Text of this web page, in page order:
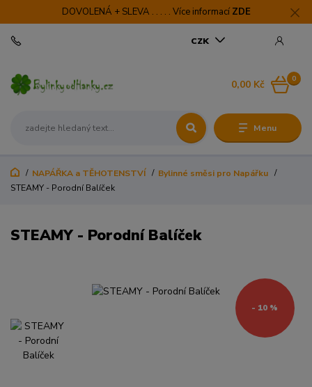
DOVOLENÁ + SLEVA . . . . . Více informací ZDE
Menu
CZK
0
0,00 Kč
NAPÁŘKA a TĚHOTENSTVÍ
Bylinné směsi pro Napářku
STEAMY - Porodní Balíček
STEAMY - Porodní Balíček
- 10 %